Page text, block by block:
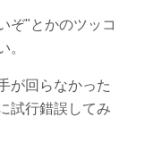
ぞ"とかのツッコ
。
が回らなかった
試行錯誤してみ